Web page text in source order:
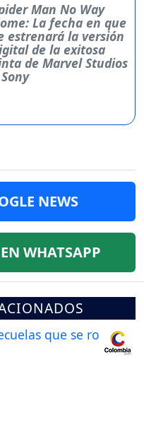
Man No Way
La fecha en que
estrenará la versión
de la exitosa
de Marvel Studios
NEWS
WHATSAPP